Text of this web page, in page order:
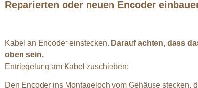
Reparierten oder neuen Encoder
Kabel an Encoder einstecken. Darauf achten, dass
oben sein.
Entriegelung am Kabel zuschieben:
Den Encoder ins Montageloch vom Gehäuse stecken,